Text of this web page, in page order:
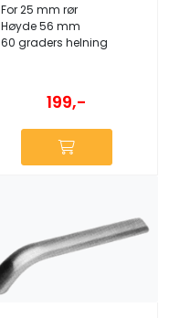
For 25 mm rør
Høyde 56 mm
60 graders helning
199,-